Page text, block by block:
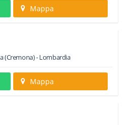
Mappa
(Cremona) -Lombardia
Mappa